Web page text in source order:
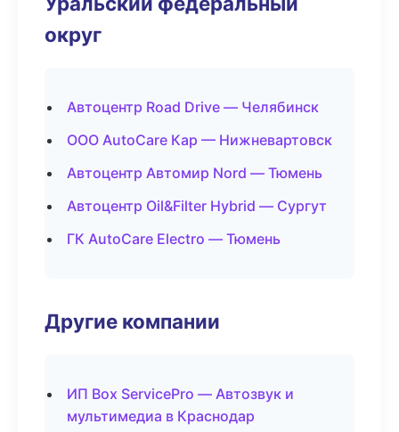
округ
Автоцентр Road Drive — Челябинск
ООО AutoCare Кар — Нижневартовск
Автоцентр Автомир Nord — Тюмень
Автоцентр Oil&Filter Hybrid — Сургут
ГК AutoCare Electro — Тюмень
Другие компании
ИП Box ServicePro — Автозвук и
мультимедиа в Краснодар